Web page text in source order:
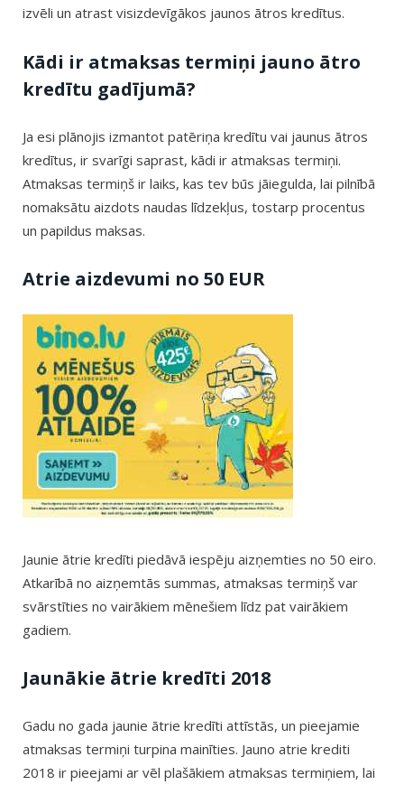
izvēli un atrast visizdevīgākos jaunos ātros kredītus.
Kādi ir atmaksas termiņi jauno ātro
kredītu gadījumā?
Ja esi plānojis izmantot patēriņa kredītu vai jaunus ātros
kredītus, ir svarīgi saprast, kādi ir atmaksas termiņi.
Atmaksas termiņš ir laiks, kas tev būs jāiegulda, lai pilnībā
nomaksātu aizdots naudas līdzekļus, tostarp procentus
un papildus maksas.
Atrie aizdevumi no 50 EUR
Jaunie ātrie kredīti piedāvā iespēju aizņemties no 50 eiro.
Atkarībā no aizņemtās summas, atmaksas termiņš var
svārstīties no vairākiem mēnešiem līdz pat vairākiem
gadiem.
Jaunākie ātrie kredīti 2018
Gadu no gada jaunie ātrie kredīti attīstās, un pieejamie
atmaksas termiņi turpina mainīties. Jauno atrie krediti
2018 ir pieejami ar vēl plašākiem atmaksas termiņiem, lai